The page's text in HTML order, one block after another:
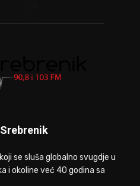
Srebrenik
se sluša globalno svugdje u
i okoline već 40 godina sa